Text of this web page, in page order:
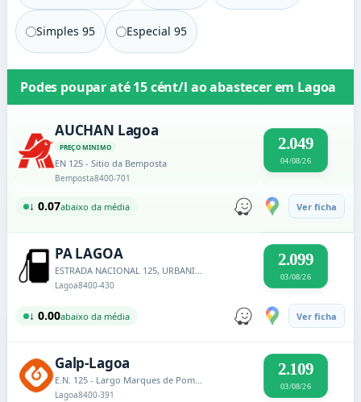
Simples 95 Especial 95
Podes poupar até15 cént/l ao abastecer em Lagoa
AUCHAN Lagoa
PREÇO MINIMO
EN 125 - Sitio da Bemposta
Bemposta8400-701
2.049
04/08/26
↓ 0.07abaixo da média Ver ficha
PA LAGOA
ESTRADA NACIONAL 125, URBANIZAÇÃO COVAS DE AREIA, LOTE 1
Lagoa8400-430
2.099
03/08/26
↓ 0.00abaixo da média Ver ficha
Galp-Lagoa
E.N. 125 - Largo Marques de Pombal
Lagoa8400-391
2.109
03/08/26